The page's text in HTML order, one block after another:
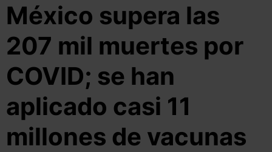
México supera las
207 mil muertes por
COVID; se han
aplicado casi 11
millones de vacunas